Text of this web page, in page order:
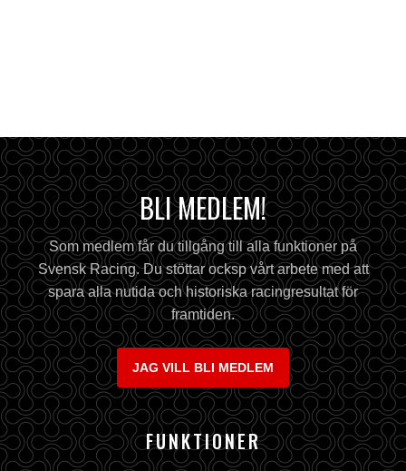
BLI MEDLEM!
Som medlem får du tillgång till alla funktioner på
Svensk Racing. Du stöttar ocksp vårt arbete med att
spara alla nutida och historiska racingresultat för
framtiden.
JAG VILL BLI MEDLEM
FUNKTIONER